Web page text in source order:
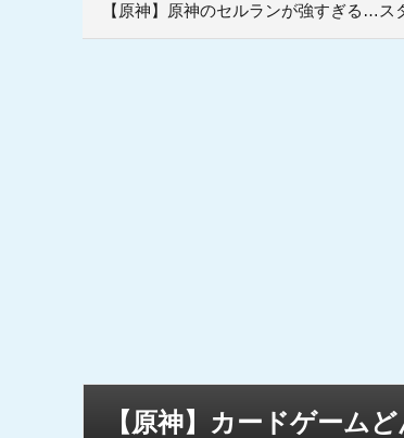
【原神】原神のセルランが強すぎる…
【原神】カードゲーム